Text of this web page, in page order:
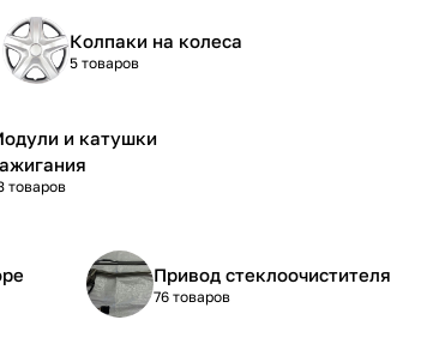
Колпаки на колеса
5 товаров
и катушки
товаров
Привод стеклоочистителя
76 товаров